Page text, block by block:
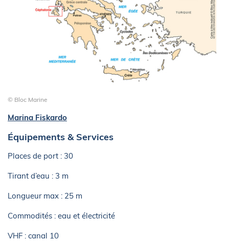
© Bloc Marine
Marina Fiskardo
Équipements & Services
Places de port : 30
Tirant d’eau : 3 m
Longueur max : 25 m
Commodités : eau et électricité
VHF : canal 10